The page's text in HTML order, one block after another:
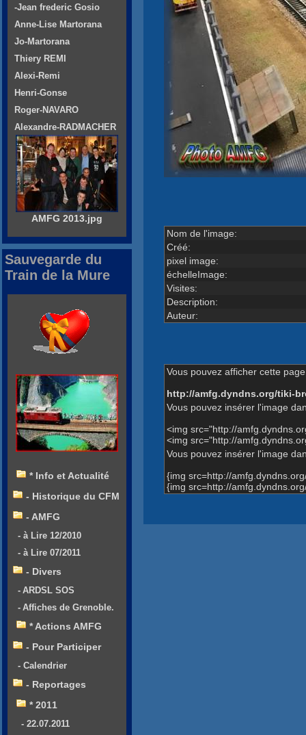
Nom de l'image:
Créé:
pixel image:
échelleImage:
Visites:
Description:
Auteur:
Vous pouvez afficher cette
http://amfg.dyndns.org/tiki-
Vous pouvez insérer l'image
<img src="http://
<img src="http://
Vous pouvez insérer l'image
{img src=http://
{img src=http://
-Jean frederic Gosio
Anne-Lise Martorana
Jo-Martorana
Thiery REMI
Alexi-Remi
Henri-Gonse
Roger-NAVARO
Alexandre-RADMACHER
AMFG 2013.jpg
Sauvegarde du
Train de la Mure
* Info et Actualité
- Historique du CFM
- AMFG
- à Lire 12/2010
- à Lire 07/2011
- Divers
- ARDSL SOS
- Affiches de Grenoble.
* Actions AMFG
- Pour Participer
- Calendrier
- Reportages
* 2011
- 22.07.2011